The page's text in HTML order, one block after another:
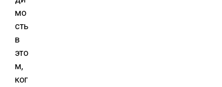
мо
сть
в
это
м,
ког